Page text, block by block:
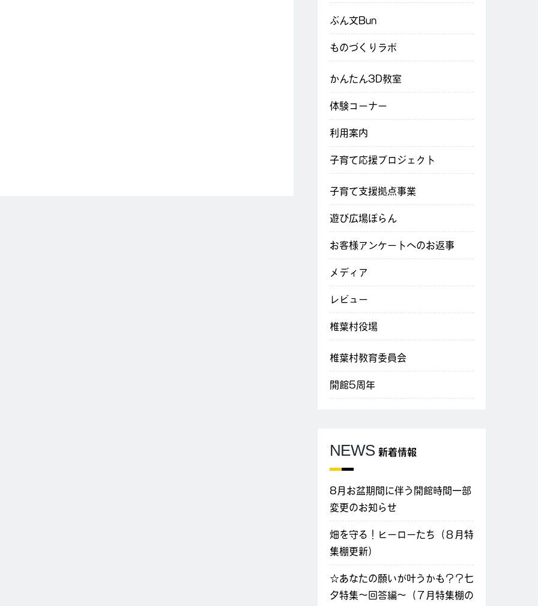
ぶん文Bun
ものづくりラボ
かんたん3D教室
体験コーナー
利用案内
子育て応援プロジェクト
子育て支援拠点事業
遊び広場ぽらん
お客様アンケートへのお返事
メディア
レビュー
椎葉村役場
椎葉村教育委員会
開館5周年
NEWS 新着情報
8月お盆期間に伴う開館時間一部
変更のお知らせ
畑を守る！ヒーローたち（８月特
集棚更新）
☆あなたの願いが叶うかも？？七
夕特集～回答編～（７月特集棚の